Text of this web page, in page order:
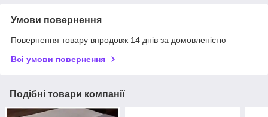
Умови повернення
Повернення товару впродовж 14 днів за домовленістю
Всі умови повернення
Подібні товари компанії